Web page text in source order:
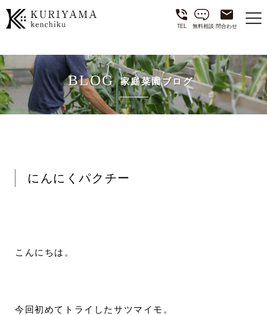
TEL 無料相談 問合わせ
BLOG 家庭菜園ブログ
にんにくパクチー
こんにちは。
今回初めてトライしたサツマイモ。